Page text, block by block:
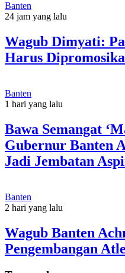
Banten
24 jam yang lalu
Wagub Dimyati:
Harus
Banten
1 hari yang lalu
Bawa Semangat
Gubernur Banten
Jadi Jembatan
Banten
2 hari yang lalu
Wagub Banten
Pengembangan